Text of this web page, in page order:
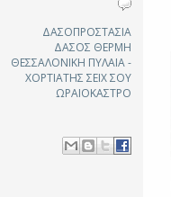
ΔΑΣΟΠΡΟΣΤΑΣΙΑ
ΔΑΣΟΣ ΘΕΡΜΗ
ΘΕΣΣΑΛΟΝΙΚΗ ΠΥΛΑΙΑ -
ΧΟΡΤΙΑΤΗΣ ΣΕΙΧ ΣΟΥ
ΩΡΑΙΟΚΑΣΤΡΟ